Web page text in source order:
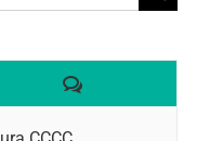
Comentaris